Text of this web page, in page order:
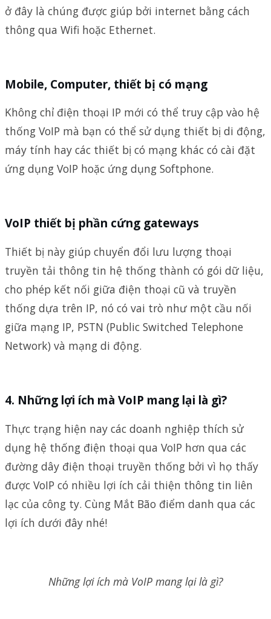
ở đây là chúng được giúp bởi internet bằng cách
thông qua Wifi hoặc Ethernet.
Mobile, Computer, thiết bị có mạng
Không chỉ điện thoại IP mới có thể truy cập vào hệ
thống VoIP mà bạn có thể sử dụng thiết bị di động,
máy tính hay các thiết bị có mạng khác có cài đặt
ứng dụng VoIP hoặc ứng dụng Softphone.
VoIP thiết bị phần cứng gateways
Thiết bị này giúp chuyển đổi lưu lượng thoại
truyền tải thông tin hệ thống thành có gói dữ liệu,
cho phép kết nối giữa điện thoại cũ và truyền
thống dựa trên IP, nó có vai trò như một cầu nối
giữa mạng IP, PSTN (Public Switched Telephone
Network) và mạng di động.
Những lợi ích mà VoIP mang lại là gì?
Thực trạng hiện nay các doanh nghiệp thích sử
dụng hệ thống điện thoại qua VoIP hơn qua các
đường dây điện thoại truyền thống bởi vì họ thấy
được VoIP có nhiều lợi ích cải thiện thông tin liên
lạc của công ty. Cùng Mắt Bão điểm danh qua các
lợi ích dưới đây nhé!
Những lợi ích mà VoIP mang lại là gì?